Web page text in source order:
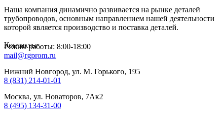
Наша компания динамично развивается на рынке деталей
трубопроводов, основным направлением нашей деятельности
которой является производство и поставка деталей.
Контакты
Режим работы: 8:00-18:00
mail@rgprom.ru
Нижний Новгород, ул. М. Горького, 195
8 (831) 214-01-01
Москва, ул. Новаторов, 7Ак2
8 (495) 134-31-00